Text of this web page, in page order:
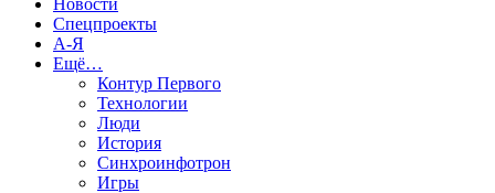
Новости
Спецпроекты
А-Я
Ещё…
Контур Первого
Технологии
Люди
История
Синхроинфотрон
Игры